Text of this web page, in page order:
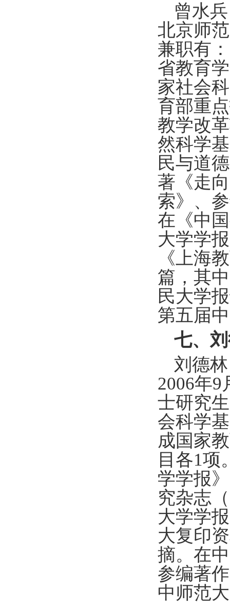
曾水
北京师
兼职有
省教育
家社会
育部重
教学改
然科学
民与道
著《走
索》、
在《中
大学学
《上海
篇，其中
民大学
第五届
七、
刘德
2006年9
士研究
会科学
成国家
目各1项
学学报
究杂志
大学学
大复印
摘。在
参编著
中师范